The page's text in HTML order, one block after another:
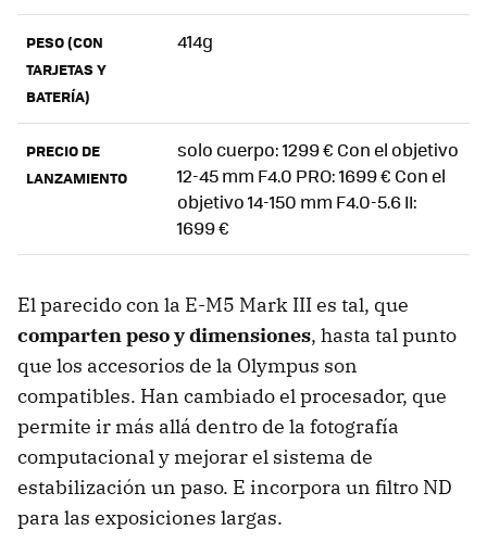
PESO (CON
TARJETAS Y
BATERÍA)
414g
PRECIO DE
LANZAMIENTO
solo cuerpo: 1299 € Con el objetivo
12-45 mm F4.0 PRO: 1699 € Con el
objetivo 14-150 mm F4.0-5.6 II:
1699 €
El parecido con la E-M5 Mark III es tal, que
comparten peso y dimensiones, hasta tal punto
que los accesorios de la Olympus son
compatibles. Han cambiado el procesador, que
permite ir más allá dentro de la fotografía
computacional y mejorar el sistema de
estabilización un paso. E incorpora un filtro ND
para las exposiciones largas.